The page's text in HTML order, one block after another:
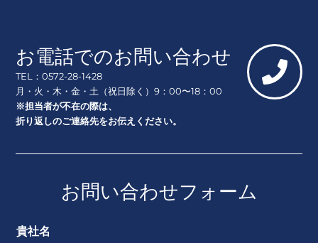
お電話でのお問い合わせ
TEL：0572-28-1428
月・火・木・金・土（祝日除く）9：00〜18：00
※担当者が不在の際は、
折り返しのご連絡先をお伝えください。
お問い合わせフォーム
貴社名